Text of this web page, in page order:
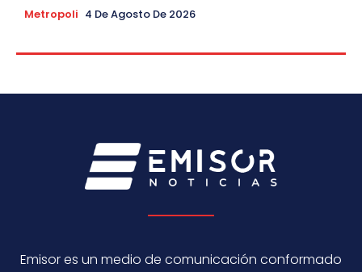
Metropoli 4 De Agosto De 2026
Emisor es un medio de comunicación conformado